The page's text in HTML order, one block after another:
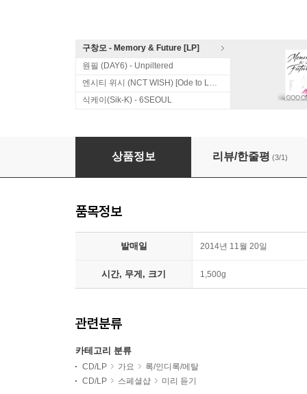
구창모 - Memory & Future [LP]
원필 (DAY6) - Unpiltered
엔시티 위시 (NCT WISH) [Ode to Love]
식케이(Sik-K) - 6SEOUL
10cm (십센치) 3집 - 3.0
상품정보 리뷰/한줄평 (3/1)
품목정보
발매일 2014년 11월 20일
시간, 무게, 크기 1,500g
관련분류
카테고리 분류
CD/LP 가요
록/인디록/메탈
CD/LP
스페셜샵 미리 듣기